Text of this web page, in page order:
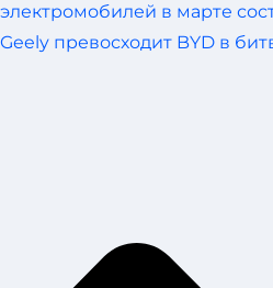
электромобилей в марте
Geely превосходит BYD в